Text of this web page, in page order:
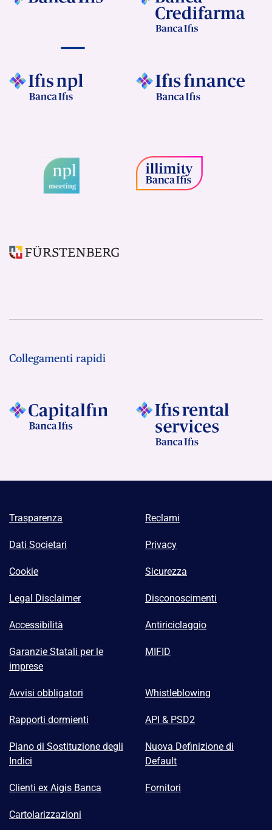
Collegamenti rapidi
Trasparenza Reclami
Dati Societari Privacy
Cookie Sicurezza
Legal Disclaimer Disconoscimenti
Accessibilità Antiriciclaggio
Garanzie Statali per le
imprese
MIFID
Avvisi obbligatori Whistleblowing
Rapporti dormienti API & PSD2
Piano di Sostituzione degli
Indici
Nuova Definizione di
Default
Clienti ex Aigis Banca Fornitori
Cartolarizzazioni